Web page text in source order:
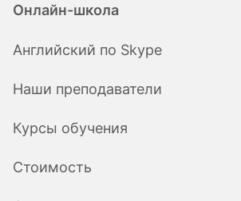
Онлайн-школа
Английский по Skype
Наши преподаватели
Курсы обучения
Стоимость